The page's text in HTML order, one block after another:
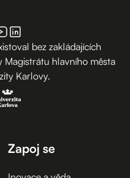
bez zakládajících
hlavního města
Karlovy.
Zapoj se